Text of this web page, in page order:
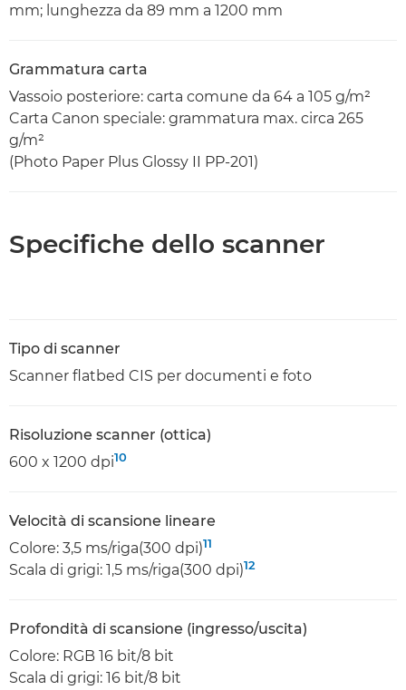
mm; lunghezza da 89 mm a 1200 mm
Grammatura carta
Vassoio posteriore: carta comune da 64 a 105 g/m²
Carta Canon speciale: grammatura max. circa 265
g/m²
(Photo Paper Plus Glossy II PP-201)
Specifiche dello scanner
Tipo di scanner
Scanner flatbed CIS per documenti e foto
Risoluzione scanner (ottica)
600 x 1200 dpi10
Velocità di scansione lineare
Colore: 3,5 ms/riga(300 dpi)11
Scala di grigi: 1,5 ms/riga(300 dpi)12
Profondità di scansione (ingresso/uscita)
Colore: RGB 16 bit/8 bit
Scala di grigi: 16 bit/8 bit